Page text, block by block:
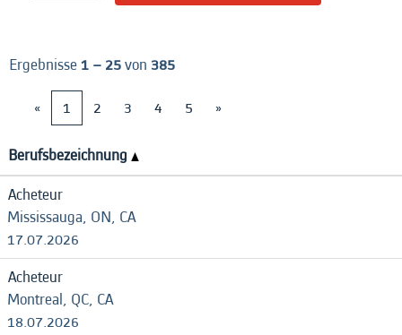
Ergebnisse1 – 25von 385
«
1 2 3 4 5 »
Berufsbezeichnung
Acheteur
Mississauga, ON, CA
17.07.2026
Acheteur
Montreal, QC, CA
18.07.2026